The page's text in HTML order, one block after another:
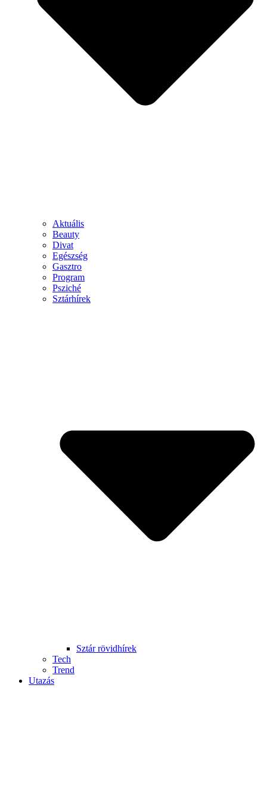
Aktuális
Beauty
Divat
Egészség
Gasztro
Program
Psziché
Sztárhírek
Sztár rövidhírek
Tech
Trend
Utazás